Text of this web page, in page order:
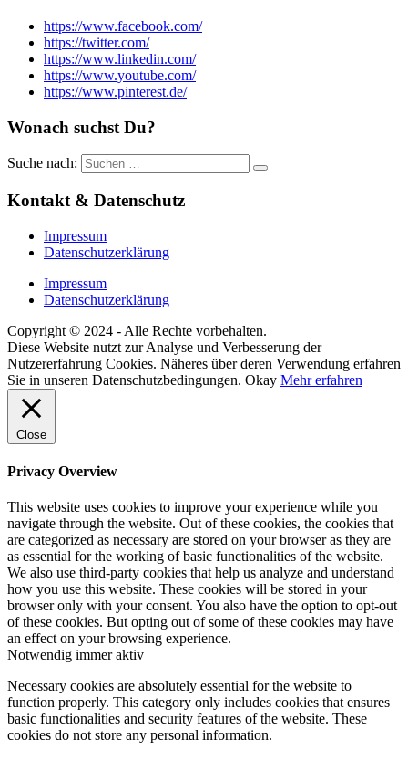
https://www.facebook.com/
https://twitter.com/
https://www.linkedin.com/
https://www.youtube.com/
https://www.pinterest.de/
Wonach suchst Du?
Suche nach:
Kontakt & Datenschutz
Impressum
Datenschutzerklärung
Impressum
Datenschutzerklärung
Copyright © 2024 - Alle Rechte vorbehalten.
Diese Website nutzt zur Analyse und Verbesserung der
Nutzererfahrung Cookies. Näheres über deren Verwendung erfahren
Sie in unseren Datenschutzbedingungen. Okay Mehr erfahren
Close
Privacy Overview
This website uses cookies to improve your experience while you
navigate through the website. Out of these cookies, the cookies that
are categorized as necessary are stored on your browser as they are
as essential for the working of basic functionalities of the website.
We also use third-party cookies that help us analyze and understand
how you use this website. These cookies will be stored in your
browser only with your consent. You also have the option to opt-out
of these cookies. But opting out of some of these cookies may have
an effect on your browsing experience.
Notwendig immer aktiv
Necessary cookies are absolutely essential for the website to
function properly. This category only includes cookies that ensures
basic functionalities and security features of the website. These
cookies do not store any personal information.